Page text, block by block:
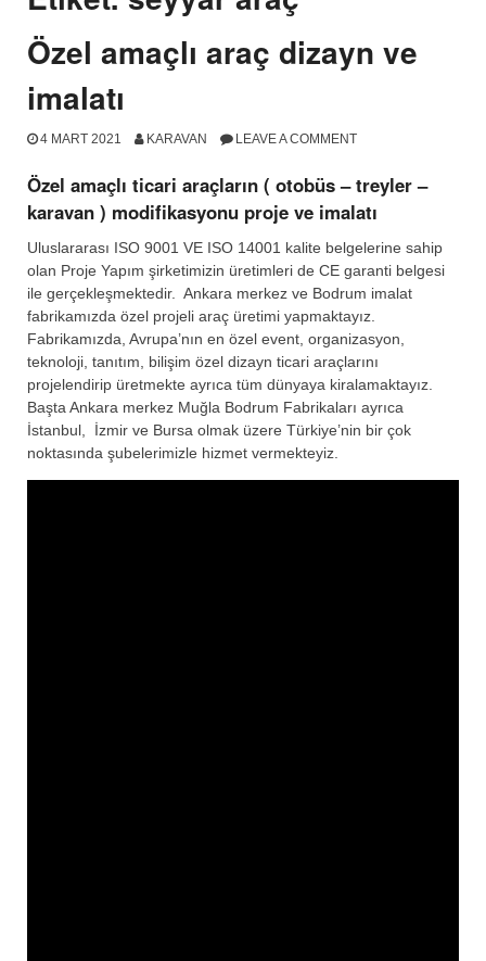
Özel amaçlı araç dizayn ve
imalatı
4 MART 2021 KARAVAN LEAVE A COMMENT
Özel amaçlı ticari araçların ( otobüs – treyler –
karavan ) modifikasyonu proje ve imalatı
Uluslararası ISO 9001 VE ISO 14001 kalite belgelerine sahip
olan Proje Yapım şirketimizin üretimleri de CE garanti belgesi
ile gerçekleşmektedir. Ankara merkez ve Bodrum imalat
fabrikamızda özel projeli araç üretimi yapmaktayız.
Fabrikamızda, Avrupa’nın en özel event, organizasyon,
teknoloji, tanıtım, bilişim özel dizayn ticari araçlarını
projelendirip üretmekte ayrıca tüm dünyaya kiralamaktayız.
Başta Ankara merkez Muğla Bodrum Fabrikaları ayrıca
İstanbul, İzmir ve Bursa olmak üzere Türkiye’nin bir çok
noktasında şubelerimizle hizmet vermekteyiz.